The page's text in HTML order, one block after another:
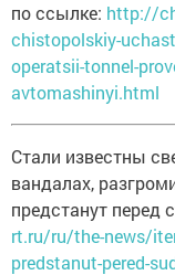
по ссылке: http://
chistopolskiy-
operatsii-tonnel-
avtomashinyi.html
Стали известны
вандалах,
предстанут перед
rt.ru/ru/the-news/
predstanut-pered-